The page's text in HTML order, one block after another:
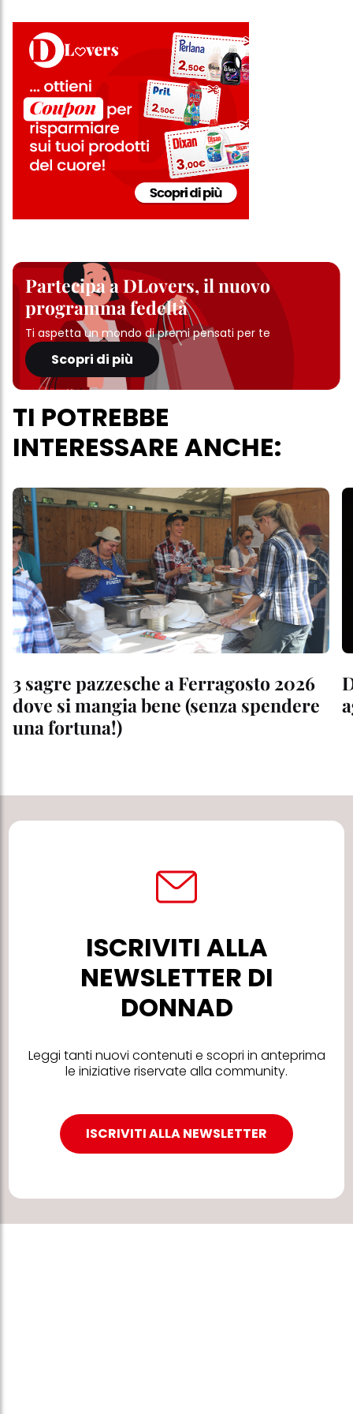
Partecipa a DLovers, il nuovo
programma fedeltà
Ti aspetta un mondo di premi pensati per te
Scopri di più
TI POTREBBE
INTERESSARE ANCHE:
3 sagre pazzesche a Ferragosto 2026
dove si mangia bene (senza spendere
una fortuna!)
ISCRIVITI ALLA
NEWSLETTER DI
DONNAD
Leggi tanti nuovi contenuti e scopri in anteprima
le iniziative riservate alla community.
ISCRIVITI ALLA NEWSLETTER